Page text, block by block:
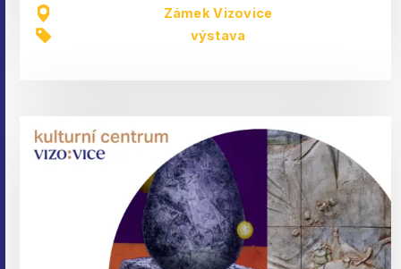
Zámek Vizovice
výstava